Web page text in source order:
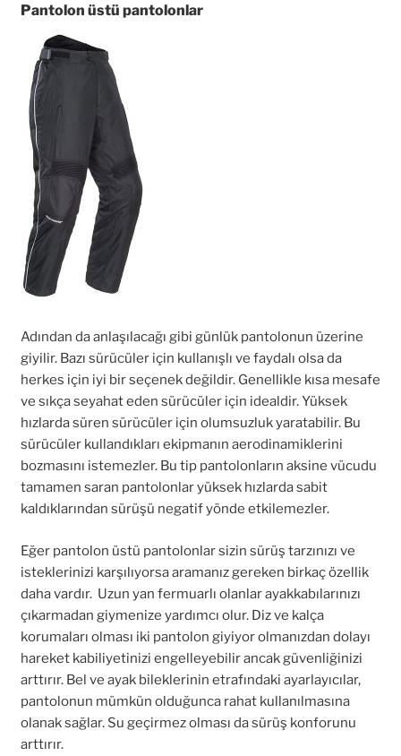
Pantolon üstü pantolonlar
Adından da anlaşılacağı gibi günlük pantolonun üzerine
giyilir. Bazı sürücüler için kullanışlı ve faydalı olsa da
herkes için iyi bir seçenek değildir. Genellikle kısa mesafe
ve sıkça seyahat eden sürücüler için idealdir. Yüksek
hızlarda süren sürücüler için olumsuzluk yaratabilir. Bu
sürücüler kullandıkları ekipmanın aerodinamiklerini
bozmasını istemezler. Bu tip pantolonların aksine vücudu
tamamen saran pantolonlar yüksek hızlarda sabit
kaldıklarından sürüşü negatif yönde etkilemezler.
Eğer pantolon üstü pantolonlar sizin sürüş tarzınızı ve
isteklerinizi karşılıyorsa aramanız gereken birkaç özellik
daha vardır. Uzun yan fermuarlı olanlar ayakkabılarınızı
çıkarmadan giymenize yardımcı olur. Diz ve kalça
korumaları olması iki pantolon giyiyor olmanızdan dolayı
hareket kabiliyetinizi engelleyebilir ancak güvenliğinizi
arttırır. Bel ve ayak bileklerinin etrafındaki ayarlayıcılar,
pantolonun mümkün olduğunca rahat kullanılmasına
olanak sağlar. Su geçirmez olması da sürüş konforunu
arttırır.